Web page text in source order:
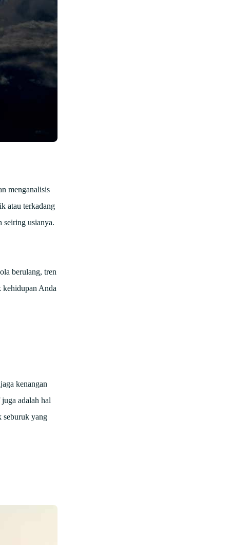
menganalisis
atau terkadang
seiring usianya.
berulang, tren
kehidupan Anda
kenangan
adalah hal
seburuk yang